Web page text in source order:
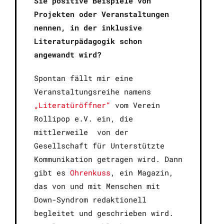
Projekten oder Veranstaltungen
nennen, in der inklusive
Literaturpädagogik schon
angewandt wird?
Spontan fällt mir eine
Veranstaltungsreihe namens
„Literatüröffner“ vom Verein
Rollipop e.V. ein, die
mittlerweile
von der
Gesellschaft für Unterstützte
Kommunikation getragen wird. Dann
gibt es Ohrenkuss , ein Magazin,
das von und mit Menschen mit
Down-Syndrom redaktionell
begleitet und geschrieben wird.